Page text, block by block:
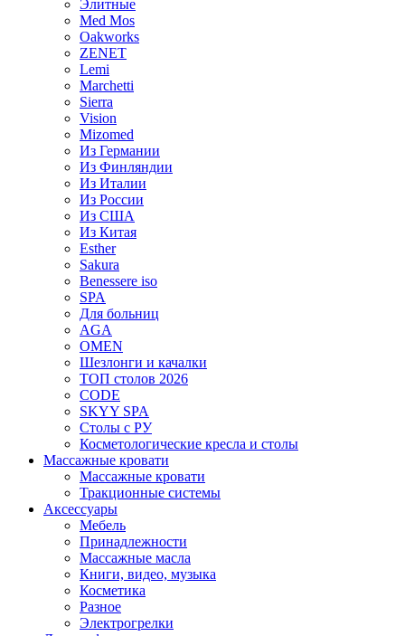
Элитные
Med Mos
Oakworks
ZENET
Lemi
Marchetti
Sierra
Vision
Mizomed
Из Германии
Из Финляндии
Из Италии
Из России
Из США
Из Китая
Esther
Sakura
Benessere iso
SPA
Для больниц
AGA
OMEN
Шезлонги и качалки
ТОП столов 2026
CODE
SKYY SPA
Столы с РУ
Косметологические кресла и столы
Массажные кровати
Массажные кровати
Тракционные системы
Аксессуары
Мебель
Принадлежности
Массажные масла
Книги, видео, музыка
Косметика
Разное
Электрогрелки